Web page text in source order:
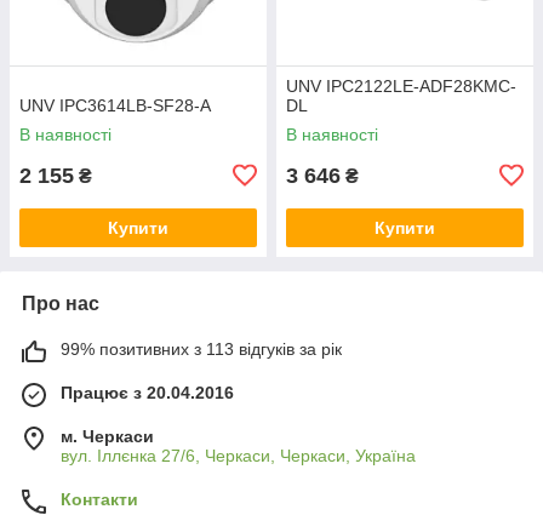
UNV IPC3614LB-SF28-A
В наявності
2 155 ₴
Купити
UNV IPC2122LE-ADF28KMC-
DL
В наявності
3 646 ₴
Купити
Про нас
99% позитивних з 113 відгуків за рік
Працює з 20.04.2016
м. Черкаси
вул. Іллєнка 27/6, Черкаси, Черкаси, Україна
Контакти